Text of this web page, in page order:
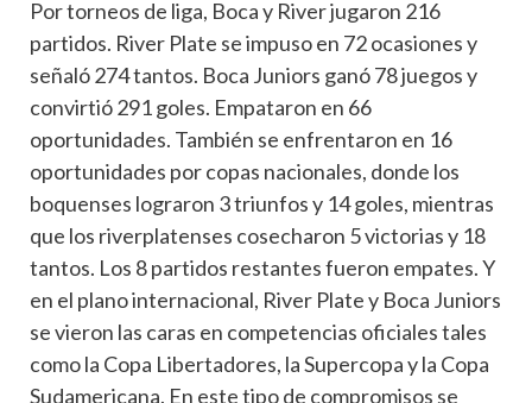
Por torneos de liga, Boca y River jugaron 216
partidos. River Plate se impuso en 72 ocasiones y
señaló 274 tantos. Boca Juniors ganó 78 juegos y
convirtió 291 goles. Empataron en 66
oportunidades. También se enfrentaron en 16
oportunidades por copas nacionales, donde los
boquenses lograron 3 triunfos y 14 goles, mientras
que los riverplatenses cosecharon 5 victorias y 18
tantos. Los 8 partidos restantes fueron empates. Y
en el plano internacional, River Plate y Boca Juniors
se vieron las caras en competencias oficiales tales
como la Copa Libertadores, la Supercopa y la Copa
Sudamericana. En este tipo de compromisos se